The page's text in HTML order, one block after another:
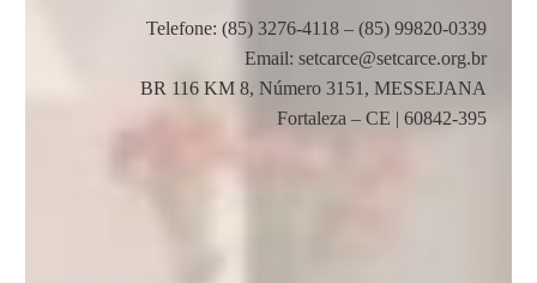
Telefone: (85) 3276-4118 – (85) 99820-0339
Email: setcarce@setcarce.org.br
BR 116 KM 8, Número 3151, MESSEJANA
Fortaleza – CE | 60842-395